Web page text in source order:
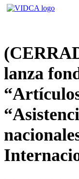
Saltar
lanza